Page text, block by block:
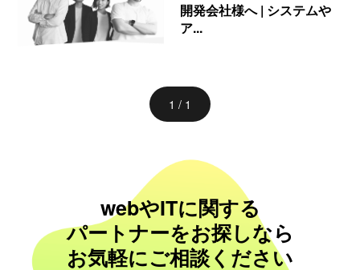
開発会社様へ | システムや
ア...
1 / 1
webやITに関する
パートナーをお探しなら
お気軽にご相談ください